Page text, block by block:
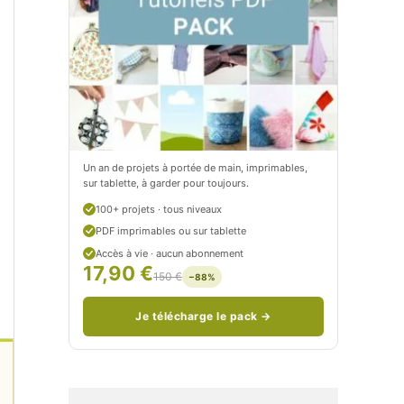
t
i
t
C
i
t
r
n
/
t
i
t
c
i
t
o
n
c
o
Un an de projets à portée de main, imprimables,
sur tablette, à garder pour toujours.
100+ projets · tous niveaux
PDF imprimables ou sur tablette
Accès à vie · aucun abonnement
17,90 €150 € −88%
Je télécharge le pack →